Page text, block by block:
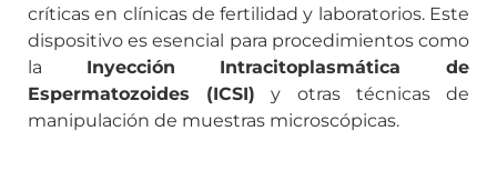
críticas en clínicas de fertilidad y laboratorios. Este
dispositivo es esencial para procedimientos como
la Inyección Intracitoplasmática de
Espermatozoides (ICSI) y otras técnicas de
manipulación de muestras microscópicas.